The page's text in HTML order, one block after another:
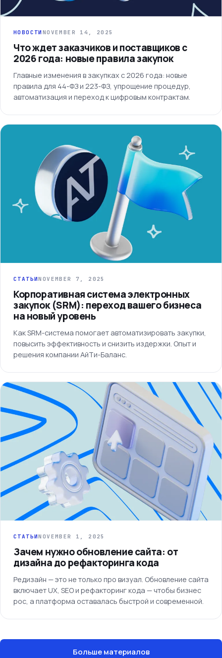
НОВОСТИ NOVEMBER 14, 2025
Что ждет заказчиков и поставщиков с
2026 года: новые правила закупок
Главные изменения в закупках с 2026 года: новые
правила для 44-ФЗ и 223-ФЗ, упрощение процедур,
автоматизация и переход к цифровым контрактам.
СТАТЬИNOVEMBER 7, 2025
Корпоративная система электронных
закупок (SRM): переход вашего бизнеса
на новый уровень
Как SRM-система помогает автоматизировать закупки,
повысить эффективность и снизить издержки. Опыт и
решения компании АйТи-Баланс.
СТАТЬИNOVEMBER 1, 2025
Зачем нужно обновление сайта: от
дизайна до рефакторинга кода
Редизайн — это не только про визуал. Обновление сайта
включает UX, SEO и рефакторинг кода — чтобы бизнес
рос, а платформа оставалась быстрой и современной.
Больше материалов